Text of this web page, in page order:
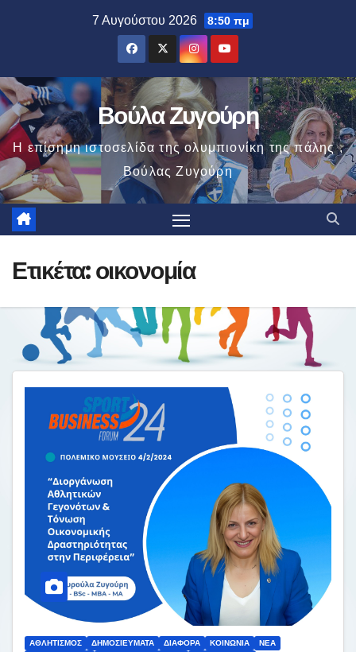
7 Αυγούστου 2026 8:50 πμ
Βούλα Ζυγούρη
Η επίσημη ιστοσελίδα της ολυμπιονίκη της πάλης ,
Βούλας Ζυγούρη
Ετικέτα:οικονομία
ΑΘΛΗΤΙΣΜΌΣ ΔΗΜΟΣΙΕΎΜΑΤΑ ΔΙΆΦΟΡΑ ΚΟΙΝΩΝΊΑ
ΝΈΑ